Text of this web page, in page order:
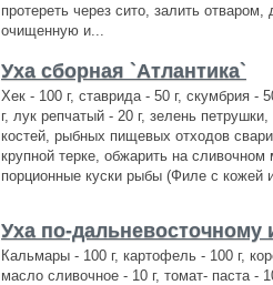
протереть через сито, залить
очищенную и...
Уха сборная `Атлантика`
Хек - 100 г, ставрида - 50 г, скумбрия -
г, лук репчатый - 20 г, зелень
костей, рыбных пищевых отходов
крупной терке, обжарить на
порционные куски рыбы (Филе с кожей
Уха по-дальневосточному
Кальмары - 100 г, картофель - 100 г,
масло сливочное - 10 г, томат- паста -